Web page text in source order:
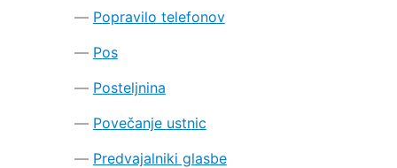
Popravilo telefonov
Pos
Posteljnina
Povečanje ustnic
Predvajalniki glasbe